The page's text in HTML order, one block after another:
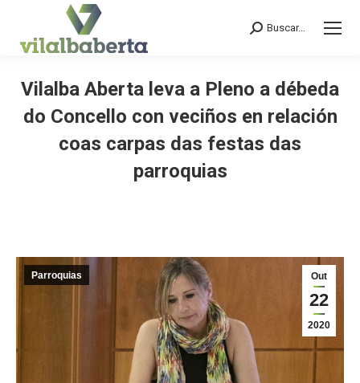
Search:
Buscar...
Vilalba Aberta leva a Pleno a débeda
do Concello con veciños en relación
coas carpas das festas das
parroquias
Out
22
2020
Parroquias